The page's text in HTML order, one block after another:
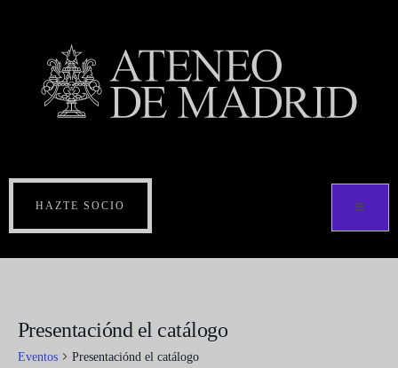
HAZTE SOCIO
Presentaciónd el catálogo
Eventos Presentaciónd el catálogo